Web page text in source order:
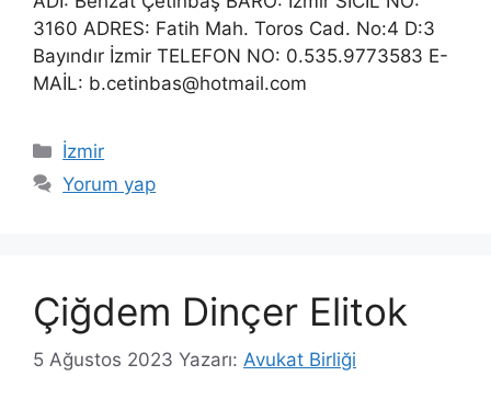
3160 ADRES: Fatih Mah. Toros Cad. No:4 D:3
Bayındır İzmir TELEFON NO: 0.535.9773583 E-
MAİL: b.cetinbas@hotmail.com
Kategoriler
İzmir
Yorum yap
Çiğdem Dinçer Elitok
5 Ağustos 2023 Yazarı: Avukat Birliği